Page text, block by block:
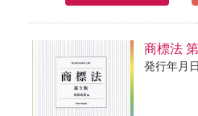
商標法
発行年月